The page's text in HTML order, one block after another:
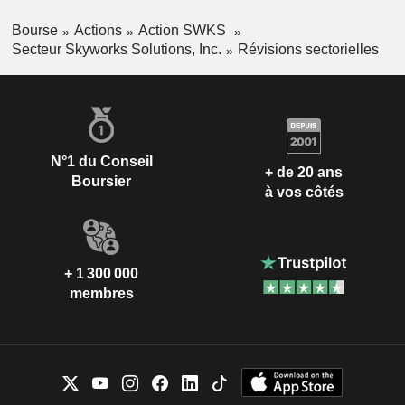
Bourse Actions
Action SWKS
Secteur Skyworks Solutions, Inc.
Révisions sectorielles
N°1 du Conseil
Boursier
+ de 20 ans
à vos côtés
+ 1 300 000
membres